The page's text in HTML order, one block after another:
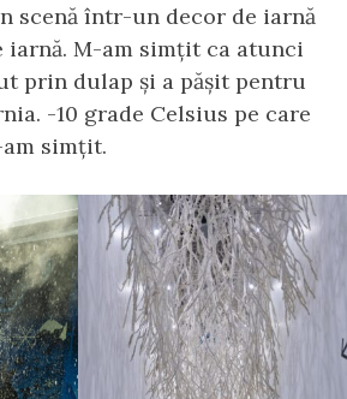
scenă într-un decor de iarnă
M-am simțit ca atunci
prin dulap și a pășit pentru
-10 grade Celsius pe care
simțit.